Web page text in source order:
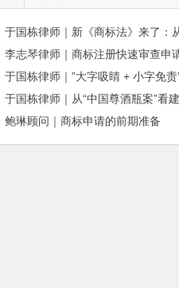
鲍琳顾问｜商标申请的前期准备